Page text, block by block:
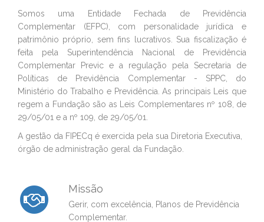
Somos uma Entidade Fechada de Previdência
Complementar (EFPC), com personalidade jurídica e
patrimônio próprio, sem fins lucrativos. Sua fiscalização é
feita pela Superintendência Nacional de Previdência
Complementar Previc e a regulação pela Secretaria de
Políticas de Previdência Complementar - SPPC, do
Ministério do Trabalho e Previdência. As principais Leis que
regem a Fundação são as Leis Complementares nº 108, de
29/05/01 e a nº 109, de 29/05/01.
A gestão da FIPECq é exercida pela sua Diretoria Executiva,
órgão de administração geral da Fundação.
Missão
Gerir, com excelência, Planos de Previdência
Complementar.